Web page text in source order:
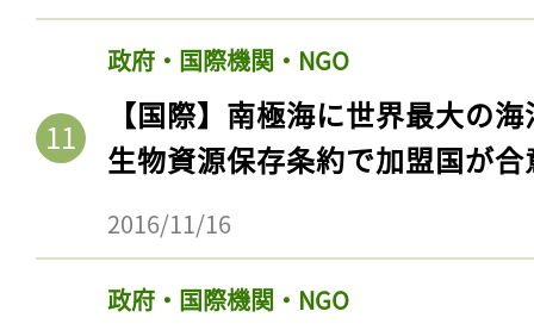
政府・国際機関・NGO
【国際】南極海に世界最大の
生物資源保存条約で加盟国が合
2016/11/16
政府・国際機関・NGO